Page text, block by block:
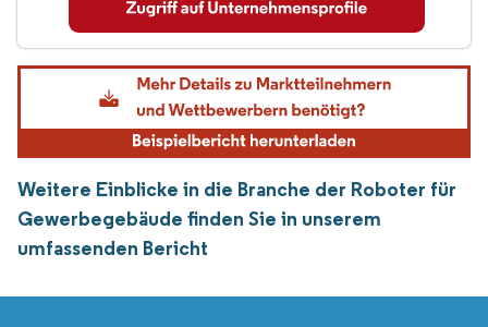
Weitere Einblicke in die Branche der Roboter für
Gewerbegebäude finden Sie in unserem
umfassenden Bericht